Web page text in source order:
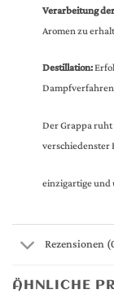
Verarbeitung
Aromen zu
Destillation:
Der Grappa ruht
einzigartige und
Rezensionen
ÄHNLICHE